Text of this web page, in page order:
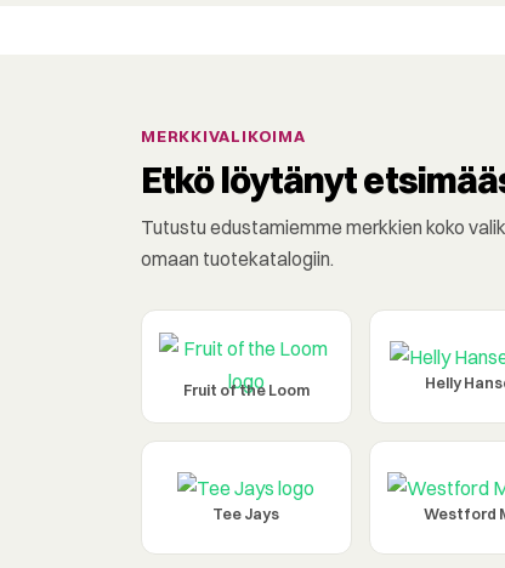
MERKKIVALIKOIMA
Etkö löytänyt
Tutustu edustamiemme merkkien koko
omaan tuotekatalogiin.
Fruit of the Loom Helly
Tee Jays Westford